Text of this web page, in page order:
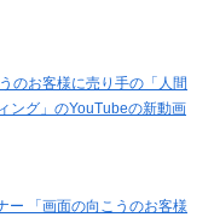
のお客様に売り手の「人間
ング」のYouTubeの新動画
ー 「画面の向こうのお客様